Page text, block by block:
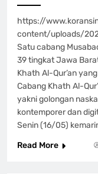
https://
content/uploads/
Satu cabang
39 tingkat Jawa
Khath Al-Qur’an
Cabang Khath Al-
yakni golongan
kontemporer dan
Senin (16/05)
Read More